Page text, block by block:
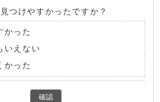
つけやすかったですか？
かった
いえない
かった
確認